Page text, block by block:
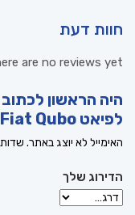
חוות דעת
are no reviews yet
היה הראשון
לפיאט Fiat Qubo”
האימייל לא יוצג באתר.
הדירוג שלך